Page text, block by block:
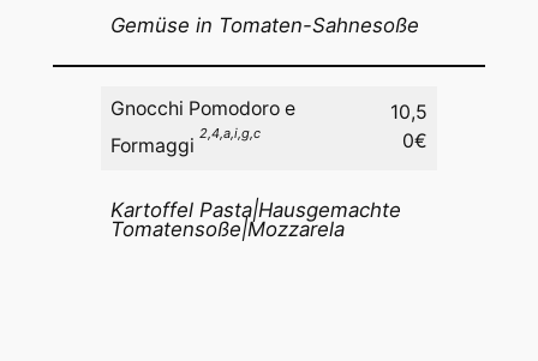
Gemüse in Tomaten-Sahnesoße
Gnocchi Pomodoro e
Formaggi
2,4,a,i,g,c
10,5
0€
Kartoffel Pasta|Hausgemachte
Tomatensoße|Mozzarela